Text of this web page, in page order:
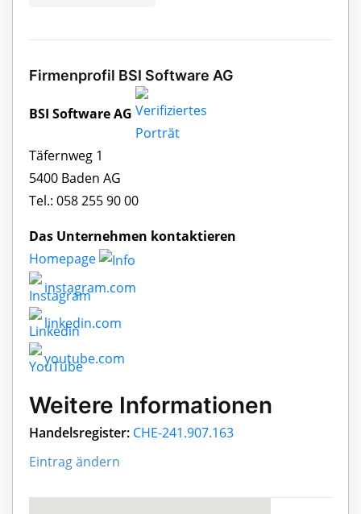
Firmenprofil BSI Software AG
BSI Software AG
Täfernweg 1
5400 Baden AG
Tel.: 058 255 90 00
Das Unternehmen kontaktieren
Homepage
instagram.com
linkedin.com
youtube.com
Weitere Informationen
Handelsregister: CHE-241.907.163
Eintrag ändern